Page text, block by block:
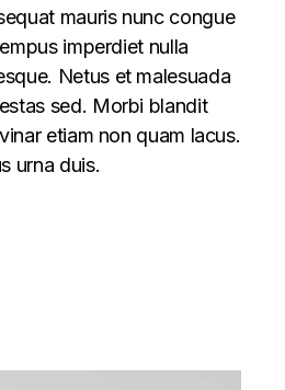
mauris nunc congue
imperdiet nulla
Netus et malesuada
sed. Morbi blandit
etiam non quam lacus.
urna duis.